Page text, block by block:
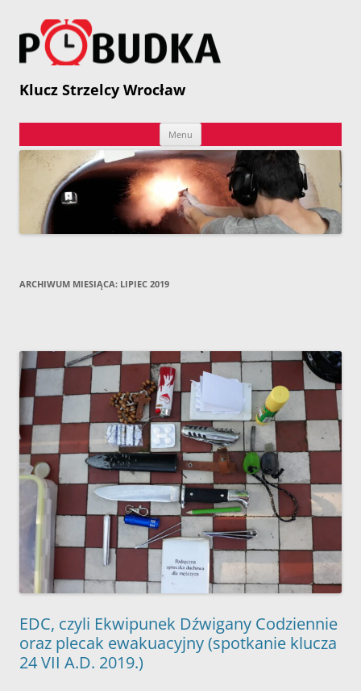
treści
Klucz Strzelcy Wrocław
Menu
ARCHIWUM MIESIĄCA: LIPIEC 2019
EDC, czyli Ekwipunek Dźwigany Codziennie
oraz plecak ewakuacyjny (spotkanie klucza
24 VII A.D. 2019.)